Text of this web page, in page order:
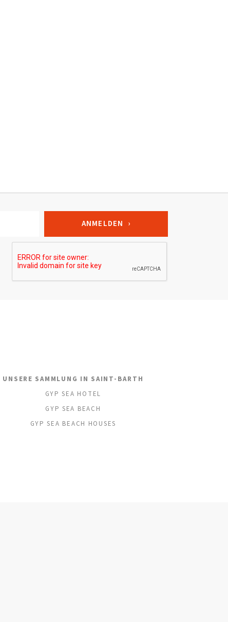
UNSERE SAMMLUNG IN SAINT-BARTH
GYP SEA HOTEL
GYP SEA BEACH
GYP SEA BEACH HOUSES